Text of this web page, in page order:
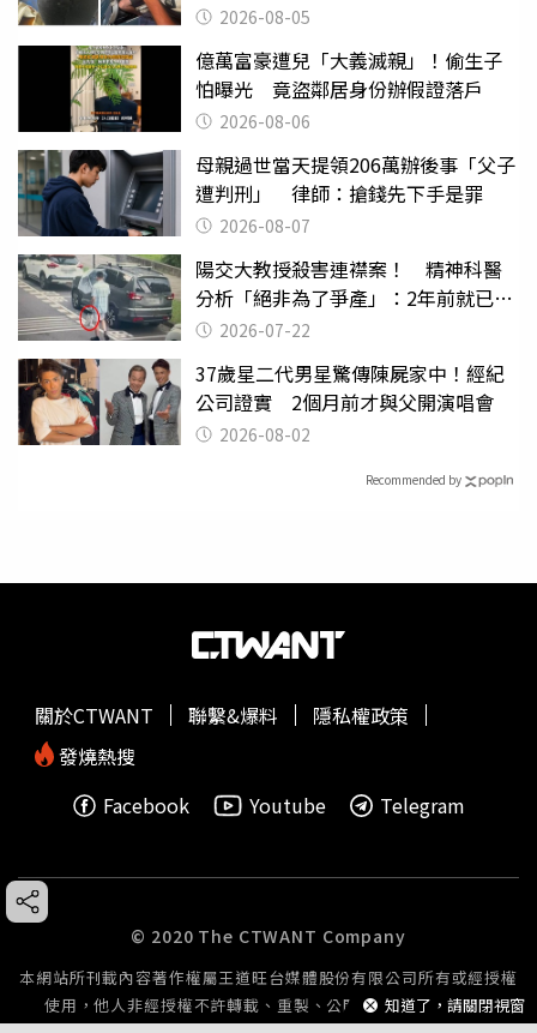
2026-08-05
億萬富豪遭兒「大義滅親」！偷生子
怕曝光 竟盜鄰居身份辦假證落戶
2026-08-06
母親過世當天提領206萬辦後事「父子
遭判刑」 律師：搶錢先下手是罪
2026-08-07
陽交大教授殺害連襟案！ 精神科醫
分析「絕非為了爭產」：2年前就已言
行詭異
2026-07-22
37歲星二代男星驚傳陳屍家中！經紀
公司證實 2個月前才與父開演唱會
2026-08-02
Recommended by
知道了，請關閉視窗
關於CTWANT 聯繫&爆料
隱私權政策
發燒熱搜
Facebook
Youtube Telegram
© 2020 The CTWANT Company
本網站所刊載內容著作權屬王道旺台媒體股份有限公司所有或經授權
使用，他人非經授權不許轉載、重製、公開播送或公開傳輸。